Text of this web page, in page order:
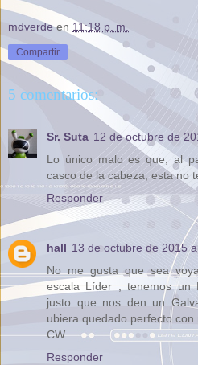
mdverde en 11:18 p. m.
Compartir
5 comentarios:
Sr. Suta 12 de octubre de
Lo único malo es que, al
casco de la cabeza, esta no
Responder
hall 13 de octubre de 2015
No me gusta que sea
escala Líder , tenemos un
justo que nos den un
ubiera quedado perfecto
CW
Responder